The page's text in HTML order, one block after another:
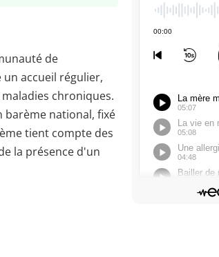
de
un accueil régulier,
chroniques.
barème national, fixé
tient compte des
la présence d'un